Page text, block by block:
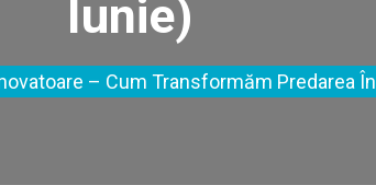
Iunie)
– Cum Transformăm Predarea